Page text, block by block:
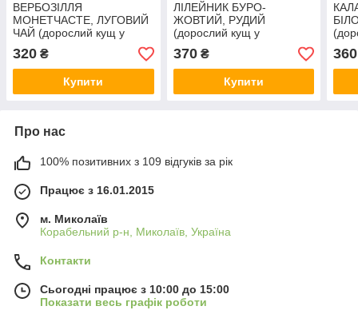
ВЕРБОЗІЛЛЯ
МОНЕТЧАСТЕ, ЛУГОВИЙ
ЧАЙ (дорослий кущ у
технологічному горщику)
320 ₴
Купити
ЛІЛЕЙНИК БУРО-
ЖОВТИЙ, РУДИЙ
(дорослий кущ у
технологічному горщику)
370₴
Купити
360
Про нас
100% позитивних з 109 відгуків за рік
Працює з 16.01.2015
м. Миколаїв
Корабельний р-н, Миколаїв, Україна
Контакти
Сьогодні працює з 10:00 до 15:00
Показати весь графік роботи